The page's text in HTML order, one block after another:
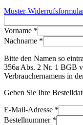
Muster-
Vorname *
Nachname *
Bitte den Namen so
356a Abs. 2 Nr. 1 BGB
Verbrauchernamens in
Geben Sie Ihre
E-Mail-Adresse *
Bestellnummer *